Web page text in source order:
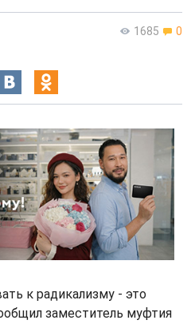
1685 0
к радикализму - это
заместитель муфтия